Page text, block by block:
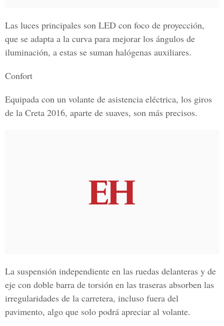
Las luces principales son LED con foco de proyección,
que se adapta a la curva para mejorar los ángulos de
iluminación, a estas se suman halógenas auxiliares.
Confort
Equipada con un volante de asistencia eléctrica, los giros
de la Creta 2016, aparte de suaves, son más precisos.
La suspensión independiente en las ruedas delanteras y de
eje con doble barra de torsión en las traseras absorben las
irregularidades de la carretera, incluso fuera del
pavimento, algo que solo podrá apreciar al volante.